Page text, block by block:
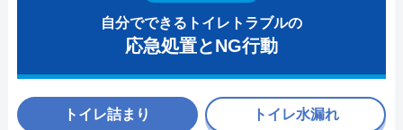
自分でできるトイレトラブルの
応急処置とNG行動
トイレ詰まり トイレ水漏れ